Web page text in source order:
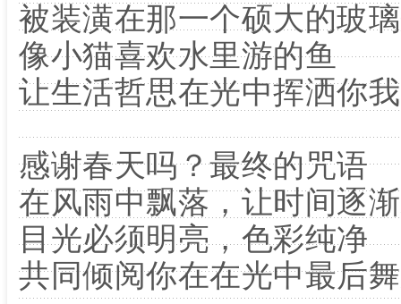
被装潢在那一个硕大的玻
像小猫喜欢水里游的鱼
让生活哲思在光中挥洒你
感谢春天吗？最终的咒语
在风雨中飘落，让时间逐
目光必须明亮，色彩纯净
共同倾阅你在在光中最后